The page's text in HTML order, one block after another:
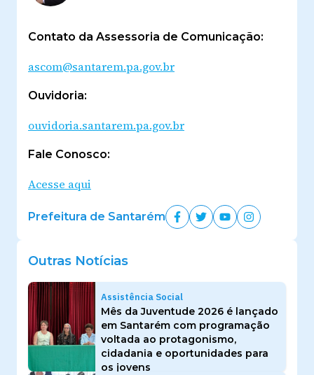
Contato da Assessoria de Comunicação:
ascom@santarem.pa.gov.br
Ouvidoria:
ouvidoria.santarem.pa.gov.br
Fale Conosco:
Acesse aqui
Prefeitura de Santarém
Outras Notícias
Assistência Social
Mês da Juventude 2026 é lançado
em Santarém com programação
voltada ao protagonismo,
cidadania e oportunidades para
os jovens